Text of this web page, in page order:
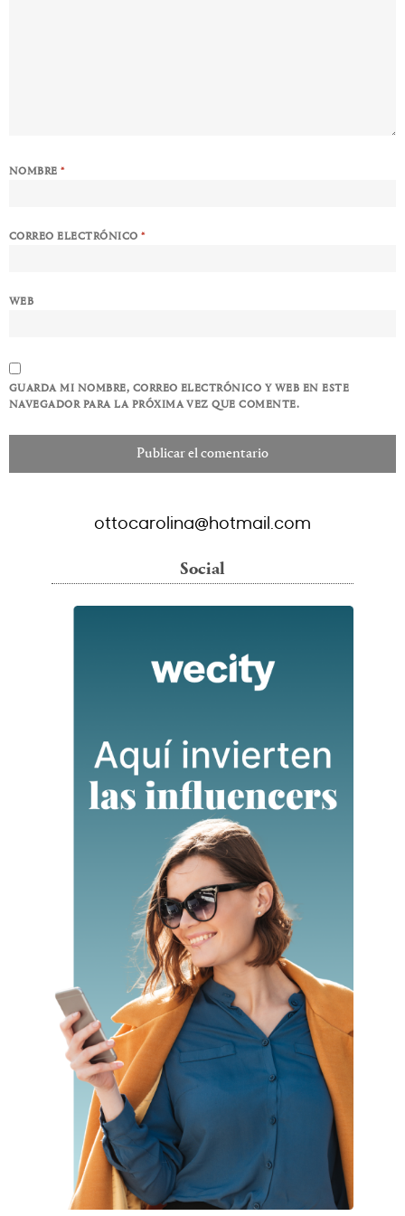
NOMBRE*
CORREO ELECTRÓNICO*
WEB
GUARDA MI NOMBRE, CORREO ELECTRÓNICO Y WEB EN ESTE
NAVEGADOR PARA LA PRÓXIMA VEZ QUE COMENTE.
ottocarolina@hotmail.com
Social